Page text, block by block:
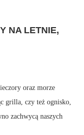
NA LETNIE,
oraz morze
grilla, czy też ognisko,
zachwycą naszych